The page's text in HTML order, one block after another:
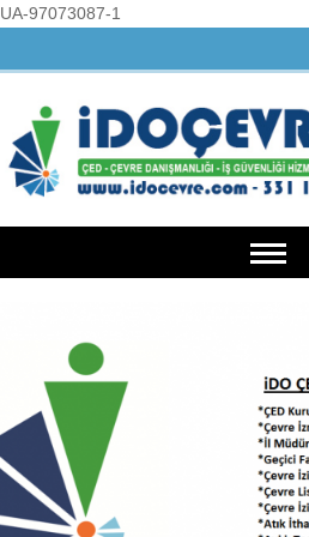
UA-97073087-1
Kurumsal
Hakkımızda
Misyonumuz
Hizmetlerimiz
ÇED İşlemleri
Belgelerimiz